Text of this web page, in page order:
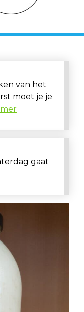
van het
moet je je
gaat